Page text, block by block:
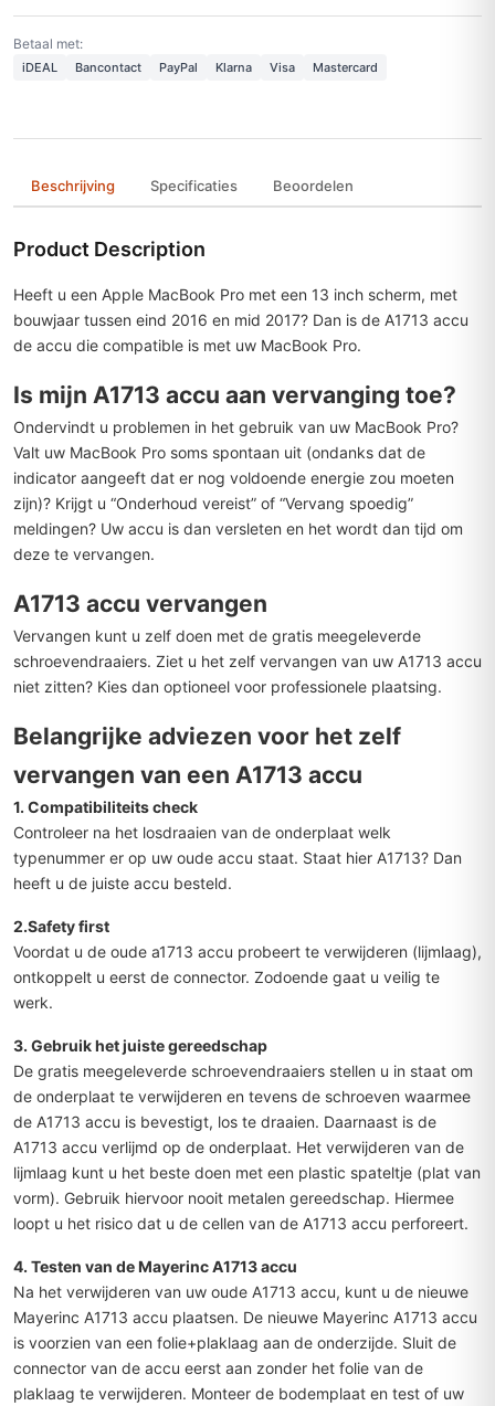
Betaal met:
iDEAL Bancontact PayPal Klarna Visa Mastercard
Beschrijving Specificaties Beoordelen
Product Description
Heeft u een Apple MacBook Pro met een 13 inch scherm, met
bouwjaar tussen eind 2016 en mid 2017? Dan is de A1713 accu
de accu die compatible is met uw MacBook Pro.
Is mijn A1713 accu aan vervanging toe?
Ondervindt u problemen in het gebruik van uw MacBook Pro?
Valt uw MacBook Pro soms spontaan uit (ondanks dat de
indicator aangeeft dat er nog voldoende energie zou moeten
zijn)? Krijgt u “Onderhoud vereist” of “Vervang spoedig”
meldingen? Uw accu is dan versleten en het wordt dan tijd om
deze te vervangen.
A1713 accu vervangen
Vervangen kunt u zelf doen met de gratis meegeleverde
schroevendraaiers. Ziet u het zelf vervangen van uw A1713 accu
niet zitten? Kies dan optioneel voor professionele plaatsing.
Belangrijke adviezen voor het zelf
vervangen van een A1713 accu
1. Compatibiliteits check
Controleer na het losdraaien van de onderplaat welk
typenummer er op uw oude accu staat. Staat hier A1713? Dan
heeft u de juiste accu besteld.
2.Safety first
Voordat u de oude a1713 accu probeert te verwijderen (lijmlaag),
ontkoppelt u eerst de connector. Zodoende gaat u veilig te
werk.
3. Gebruik het juiste gereedschap
De gratis meegeleverde schroevendraaiers stellen u in staat om
de onderplaat te verwijderen en tevens de schroeven waarmee
de A1713 accu is bevestigt, los te draaien. Daarnaast is de
A1713 accu verlijmd op de onderplaat. Het verwijderen van de
lijmlaag kunt u het beste doen met een plastic spateltje (plat van
vorm). Gebruik hiervoor nooit metalen gereedschap. Hiermee
loopt u het risico dat u de cellen van de A1713 accu perforeert.
4. Testen van de Mayerinc A1713 accu
Na het verwijderen van uw oude A1713 accu, kunt u de nieuwe
Mayerinc A1713 accu plaatsen. De nieuwe Mayerinc A1713 accu
is voorzien van een folie+plaklaag aan de onderzijde. Sluit de
connector van de accu eerst aan zonder het folie van de
plaklaag te verwijderen. Monteer de bodemplaat en test of uw